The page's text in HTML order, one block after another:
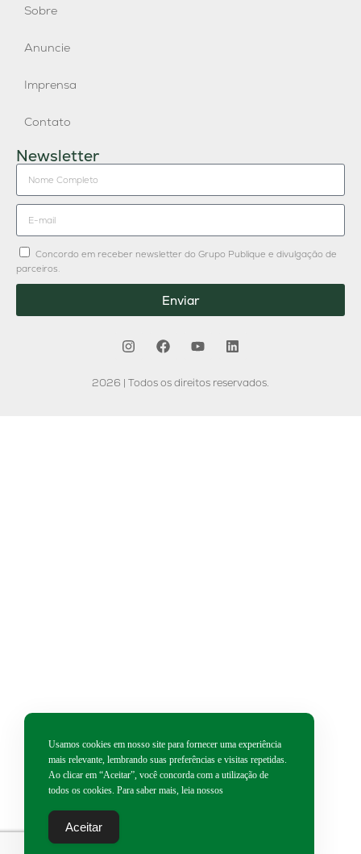
Sobre
Anuncie
Imprensa
Contato
Newsletter
Concordo em receber newsletter do Grupo Publique e divulgação de
parceiros.
Enviar
2026 | Todos os direitos reservados.
Usamos cookies em nosso site para fornecer uma experiência
mais relevante, lembrando suas preferências e visitas repetidas.
Ao clicar em “Aceitar”, você concorda com a utilização de
todos os cookies. Para saber mais, leia nossos
Aceitar